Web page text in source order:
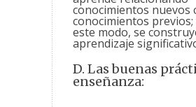
conocimientos nuevos
conocimientos previos;
este modo, se
aprendizaje
D. Las buenas
enseñanza: